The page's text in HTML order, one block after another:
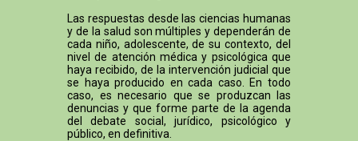
Las respuestas desde las ciencias humanas
y de la salud son múltiples y dependerán de
cada niño, adolescente, de su contexto, del
nivel de atención médica y psicológica que
haya recibido, de la intervención judicial que
se haya producido en cada caso. En todo
caso, es necesario que se produzcan las
denuncias y que forme parte de la agenda
del debate social, jurídico, psicológico y
público, en definitiva.